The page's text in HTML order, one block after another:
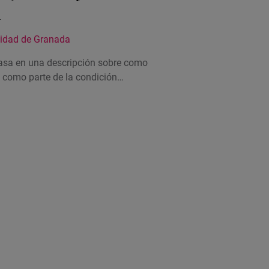
de Granada
en una descripción sobre como
como parte de la condición…